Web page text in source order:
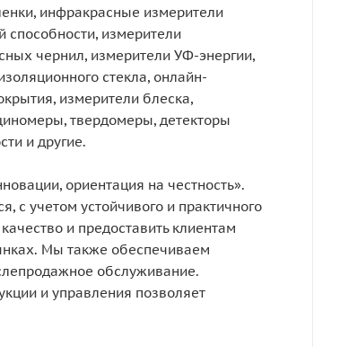
инфракрасные измерители
способности, измерители
чернил, измерители УФ-энергии,
стекла, онлайн-
измерители блеска,
твердомеры, детекторы
и другие.
ориентация на честность».
с учетом устойчивого и практичного
и предоставить клиентам
Мы также обеспечиваем
обслуживание.
и управления позволяет